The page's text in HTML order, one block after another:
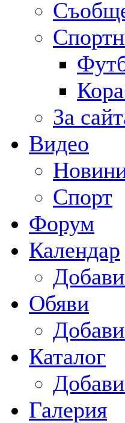
За
Видео
Спорт
Форум
Календар
Обяви
Каталог
Галерия